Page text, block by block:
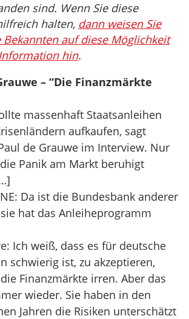
sind. Wenn Sie diese
halten, dann weisen Sie
auf diese Möglichkeit
hin.
– “Die Finanzmärkte
massenhaft Staatsanleihen
aufkaufen, sagt
de Grauwe im Interview. Nur
Panik am Markt beruhigt
Da ist die Bundesbank anderer
hat das Anleiheprogramm
Ich weiß, dass es für deutsche
schwierig ist, zu akzeptieren,
Finanzmärkte irren. Aber das
wieder. Sie haben in den
Jahren die Risiken unterschätzt